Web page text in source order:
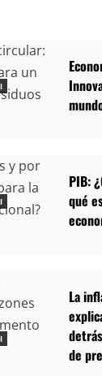
PIB:
qué
La
de